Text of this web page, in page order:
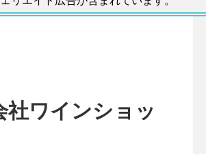
ワインショッ